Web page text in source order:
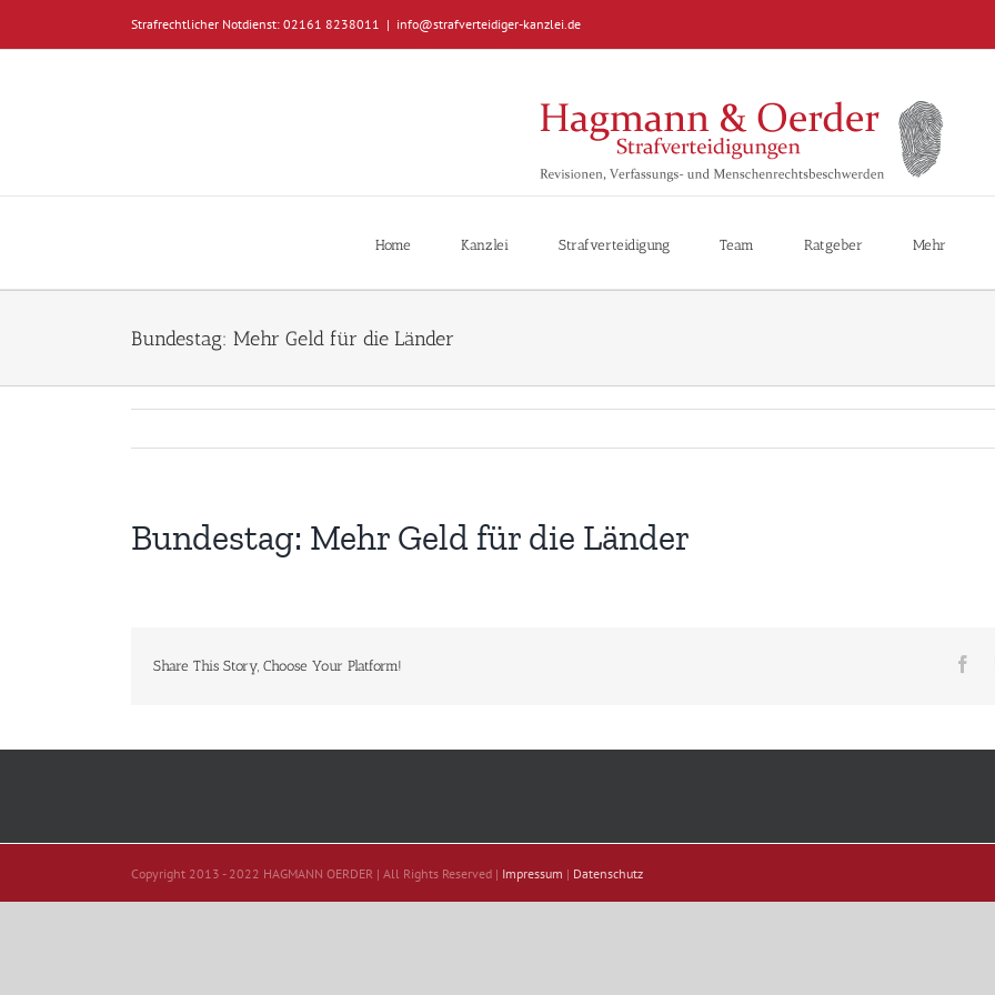
springen
Strafrechtlicher Notdienst: 02161 8238011 | info@strafverteidiger-kanzlei.de
Home Kanzlei Strafverteidigung Team Ratgeber Mehr
Bundestag: Mehr Geld für die Länder
Bundestag: Mehr Geld für die Länder
Share This Story, Choose Your Platform!
Copyright 2013 - 2022 HAGMANN OERDER | All Rights Reserved | Impressum | Datenschutz